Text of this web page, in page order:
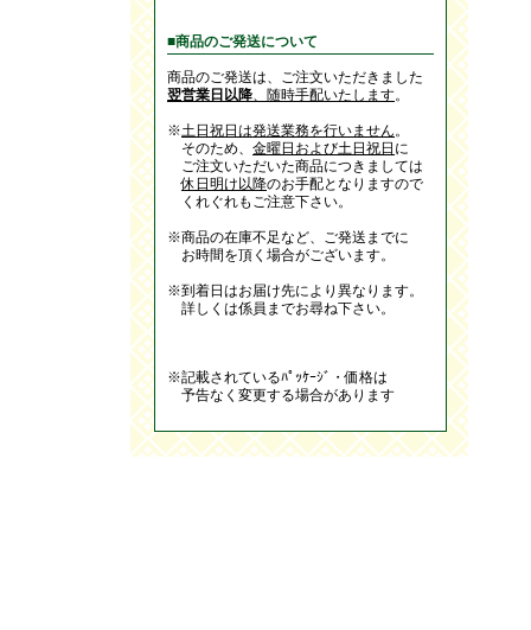
■商品のご発送について
商品のご発送は、ご注文いただきました
翌営業日以降、随時手配いたします。
※土日祝日は発送業務を行いません。
そのため、 金曜日および土日祝日 に
ご注文いただいた商品につきましては
休日明け以降のお手配となりますので
くれぐれもご注意下さい。
※商品の在庫不足など、ご発送までに
お時間を頂く場合がございます。
※到着日はお届け先により異なります。
詳しくは係員までお尋ね下さい。
※記載されているﾊﾟｯｹｰｼﾞ・価格は
予告なく変更する場合があります